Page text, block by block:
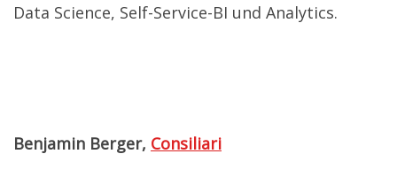
Data Science, Self-Service-BI und Analytics.
Benjamin Berger, Consiliari